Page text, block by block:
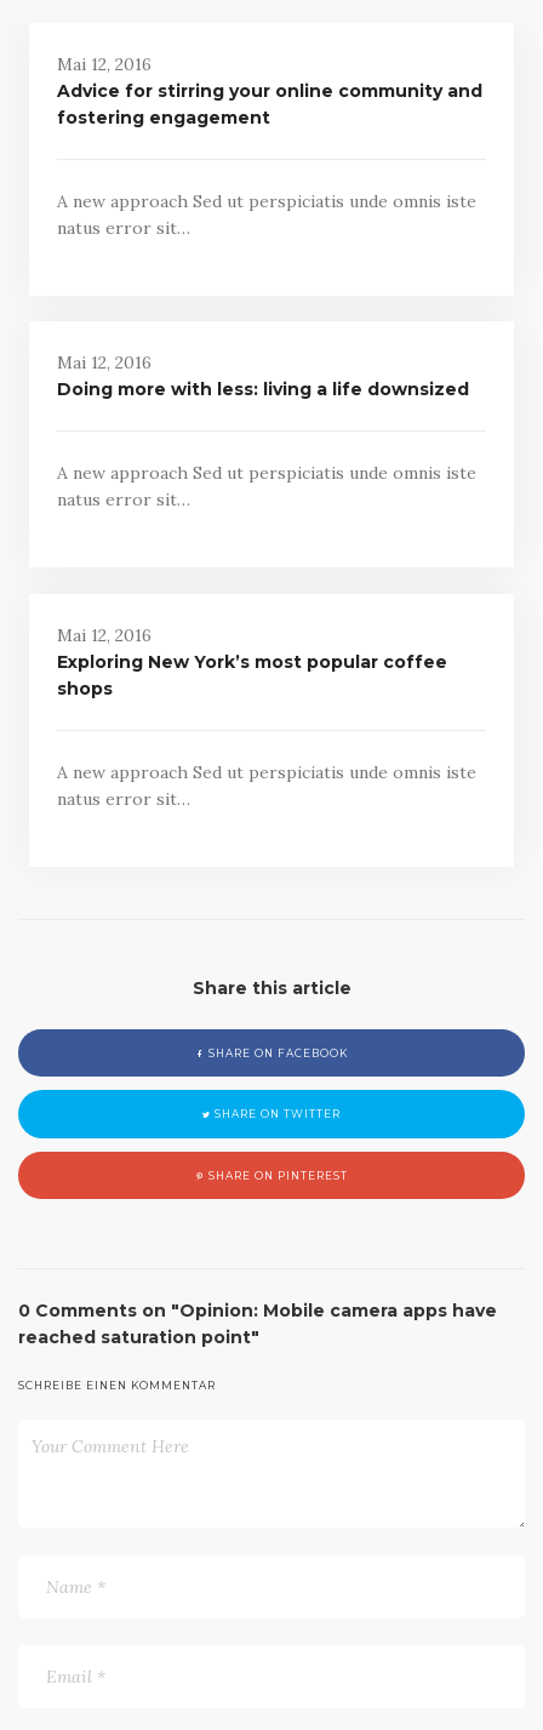
Mai 12, 2016
Advice for stirring your online community and
fostering engagement
A new approach Sed ut perspiciatis unde omnis iste
natus error sit…
Mai 12, 2016
Doing more with less: living a life downsized
A new approach Sed ut perspiciatis unde omnis iste
natus error sit…
Mai 12, 2016
Exploring New York’s most popular coffee
shops
A new approach Sed ut perspiciatis unde omnis iste
natus error sit…
Share this article
SHARE ON FACEBOOK
SHARE ON TWITTER
SHARE ON PINTEREST
0 Comments on "Opinion: Mobile camera apps have
reached saturation point"
SCHREIBE EINEN KOMMENTAR